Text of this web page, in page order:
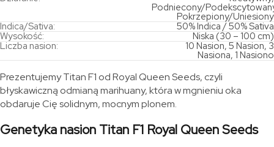
Podniecony/
Pokrzepiony/Uniesiony
Indica/Sativa:
50% Indica / 50% Sativa
Wysokość:
Niska (30 – 100 cm)
Liczba nasion:
10 Nasion, 5 Nasion, 3
Nasiona, 1 Nasiono
Prezentujemy Titan F1 od Royal Queen Seeds, czyli
błyskawiczną odmianą marihuany, która w mgnieniu oka
obdaruje Cię solidnym, mocnym plonem.
Genetyka nasion Titan F1 Royal Queen Seeds